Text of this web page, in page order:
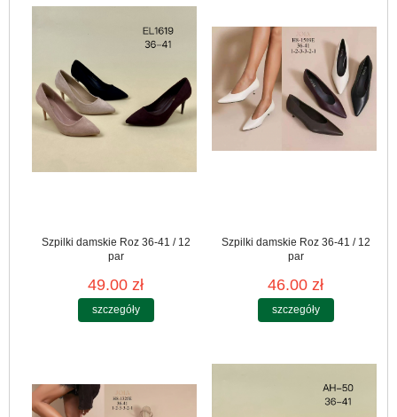
Szpilki damskie Roz 36-41 / 12
par
49.00 zł
szczegóły
Szpilki damskie Roz 36-41 / 12
par
46.00 zł
szczegóły